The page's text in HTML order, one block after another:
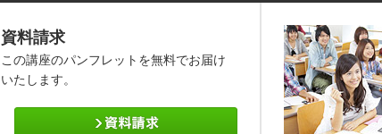
資料請求
この講座のパンフレットを無料でお届け
いたします。